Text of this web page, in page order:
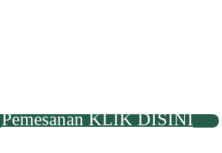
Pemesanan KLIK DISINI